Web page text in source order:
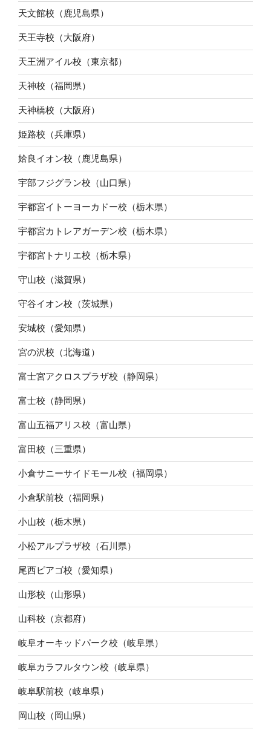
天文館校（鹿児島県）
天王寺校（大阪府）
天王洲アイル校（東京都）
天神校（福岡県）
天神橋校（大阪府）
姫路校（兵庫県）
姶良イオン校（鹿児島県）
宇部フジグラン校（山口県）
宇都宮イトーヨーカドー校（栃木県）
宇都宮カトレアガーデン校（栃木県）
宇都宮トナリエ校（栃木県）
守山校（滋賀県）
守谷イオン校（茨城県）
安城校（愛知県）
宮の沢校（北海道）
富士宮アクロスプラザ校（静岡県）
富士校（静岡県）
富山五福アリス校（富山県）
富田校（三重県）
小倉サニーサイドモール校（福岡県）
小倉駅前校（福岡県）
小山校（栃木県）
小松アルプラザ校（石川県）
尾西ピアゴ校（愛知県）
山形校（山形県）
山科校（京都府）
岐阜オーキッドパーク校（岐阜県）
岐阜カラフルタウン校（岐阜県）
岐阜駅前校（岐阜県）
岡山校（岡山県）